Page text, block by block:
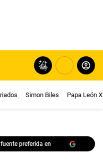
Simon Biles Papa León
preferida en